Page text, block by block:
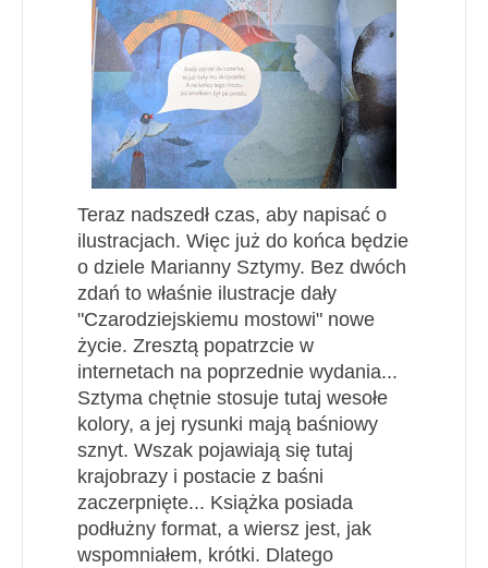
Teraz nadszedł czas, aby napisać o
ilustracjach. Więc już do końca będzie
o dziele Marianny Sztymy. Bez dwóch
zdań to właśnie ilustracje dały
"Czarodziejskiemu mostowi" nowe
życie. Zresztą popatrzcie w
internetach na poprzednie wydania...
Sztyma chętnie stosuje tutaj wesołe
kolory, a jej rysunki mają baśniowy
sznyt. Wszak pojawiają się tutaj
krajobrazy i postacie z baśni
zaczerpnięte... Książka posiada
podłużny format, a wiersz jest, jak
wspomniałem, krótki. Dlatego